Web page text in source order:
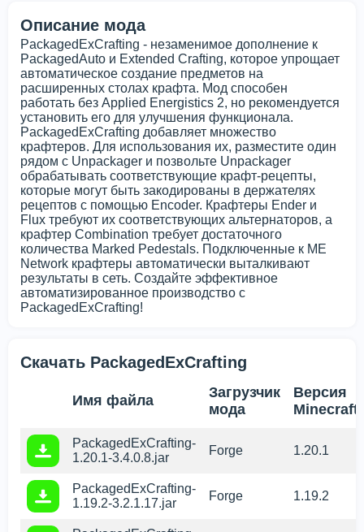
Описание мода
PackagedExCrafting - незаменимое дополнение к
PackagedAuto и Extended Crafting, которое упрощает
автоматическое создание предметов на
расширенных столах крафта. Мод способен
работать без Applied Energistics 2, но рекомендуется
установить его для улучшения функционала.
PackagedExCrafting добавляет множество
крафтеров. Для использования их, разместите один
рядом с Unpackager и позвольте Unpackager
обрабатывать соответствующие крафт-рецепты,
которые могут быть закодированы в держателях
рецептов с помощью Encoder. Крафтеры Ender и
Flux требуют их соответствующих альтернаторов, а
крафтер Combination требует достаточного
количества Marked Pedestals. Подключенные к ME
Network крафтеры автоматически выталкивают
результаты в сеть. Создайте эффективное
автоматизированное производство с
PackagedExCrafting!
Скачать PackagedExCrafting
Имя файла
Загрузчик
мода
Версия
Minecraft
PackagedExCrafting-
1.20.1-3.4.0.8.jar
Forge 1.20.1
PackagedExCrafting-
1.19.2-3.2.1.17.jar
Forge 1.19.2